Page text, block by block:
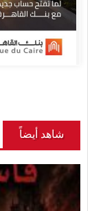
شاهد أيضاً